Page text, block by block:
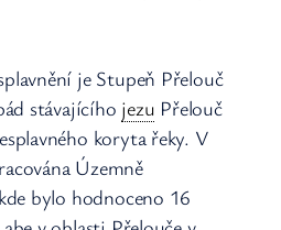
je Stupeň Přelouč
stávajícího jezu Přelouč
koryta řeky. V
Územně
bylo hodnoceno 16